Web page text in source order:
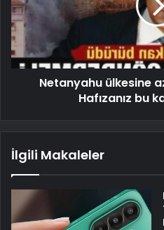
Netanyahu ülkesine
Hafızanız bu
İlgili Makaleler